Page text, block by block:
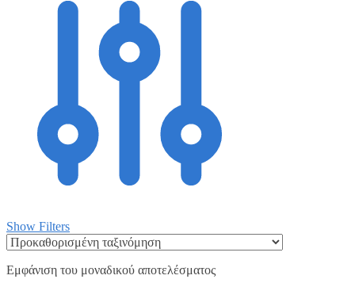
Show Filters
Εμφάνιση του μοναδικού αποτελέσματος